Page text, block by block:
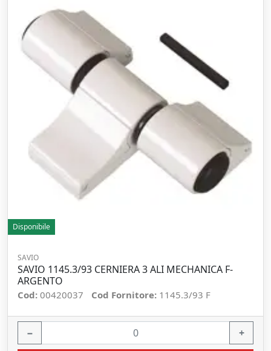
Disponibile
SAVIO
SAVIO 1145.3/93 CERNIERA 3 ALI MECHANICA F-
ARGENTO
Cod: 00420037 Cod Fornitore: 1145.3/93 F
− +